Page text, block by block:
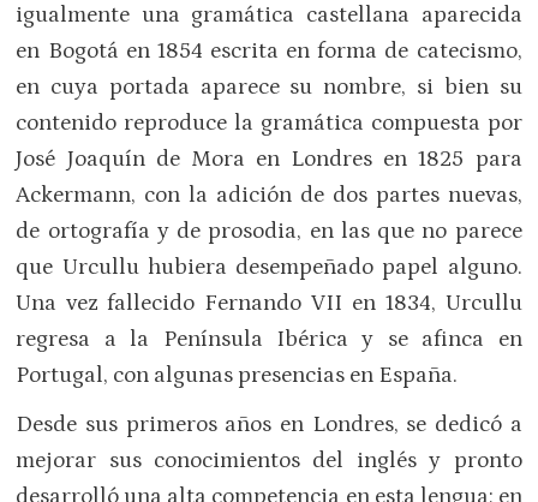
igualmente una gramática castellana aparecida
en Bogotá en 1854 escrita en forma de catecismo,
en cuya portada aparece su nombre, si bien su
contenido reproduce la gramática compuesta por
José Joaquín de Mora en Londres en 1825 para
Ackermann, con la adición de dos partes nuevas,
de ortografía y de prosodia, en las que no parece
que Urcullu hubiera desempeñado papel alguno.
Una vez fallecido Fernando VII en 1834, Urcullu
regresa a la Península Ibérica y se afinca en
Portugal, con algunas presencias en España.
Desde sus primeros años en Londres, se dedicó a
mejorar sus conocimientos del inglés y pronto